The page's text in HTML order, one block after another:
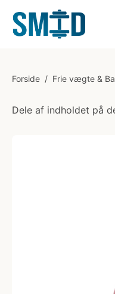
Forside / Frie vægte &
Dele af indholdet på